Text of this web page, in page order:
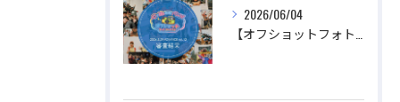
2026/06/04
視聴する
視聴する